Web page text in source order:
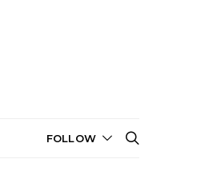
FOLLOW